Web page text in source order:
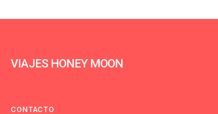
VIAJES HONEY MOON
CONTACTO